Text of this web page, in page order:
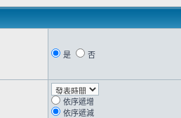
是 否
依序遞增
依序遞減